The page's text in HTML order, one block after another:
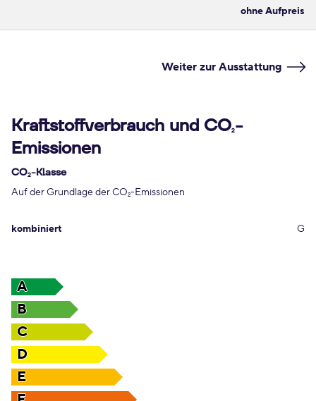
ohne Aufpreis
Weiter zur Ausstattung
Kraftstoffverbrauch und CO2-
Emissionen
CO2-Klasse
Auf der Grundlage der CO2-Emissionen
kombiniert G
A
B
C
D
E